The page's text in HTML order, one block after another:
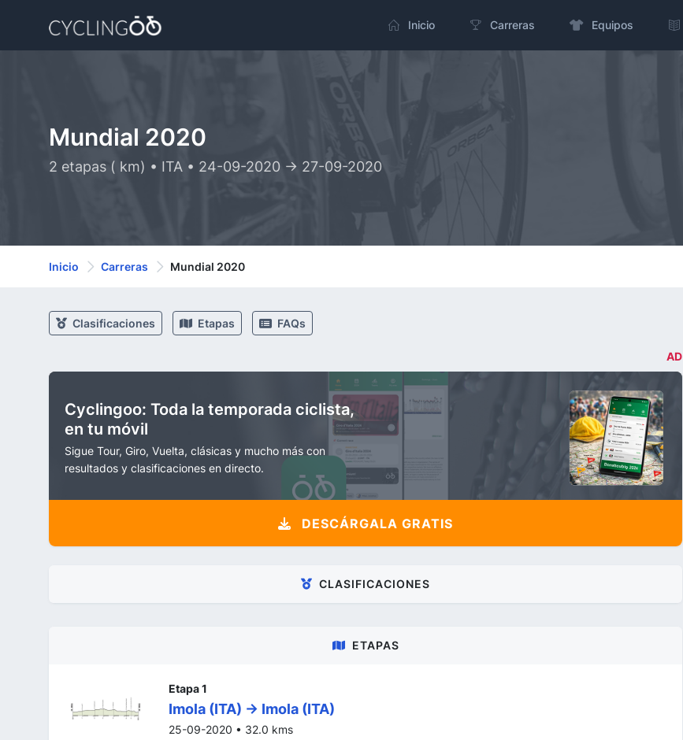
Inicio Carreras Equipos
Mundial 2020
2 etapas ( km) • ITA • 24-09-2020 -> 27-09-2020
Inicio Carreras Mundial 2020
Clasificaciones Etapas FAQs
AD
Cyclingoo: Toda la temporada ciclista,
en tu móvil
Sigue Tour, Giro, Vuelta, clásicas y mucho más con
resultados y clasificaciones en directo.
DESCÁRGALA GRATIS
CLASIFICACIONES
ETAPAS
Etapa 1
Imola (ITA) -> Imola (ITA)
25-09-2020 • 32.0 kms